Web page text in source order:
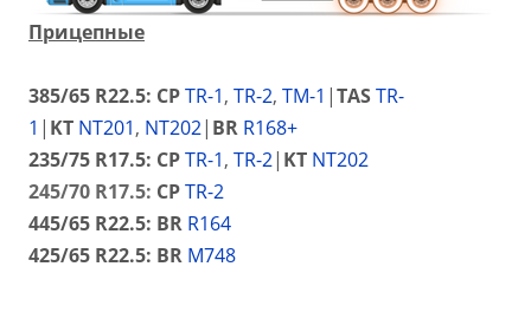
Прицепные
385/65 R22.5: CPTR-1, TR-2, TM-1 |TASTR-
1 | KT NT201, NT202| BR R168+
235/75 R17.5: CPTR-1, TR-2| KT NT202
245/70 R17.5: CPTR-2
445/65 R22.5: BR R164
425/65 R22.5: BR M748